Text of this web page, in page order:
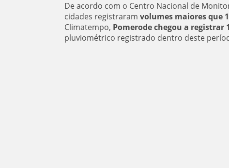
De acordo com o Centro Nacional de
cidades registraram volumes maiores que
Climatempo, Pomerode chegou a registrar
pluviométrico registrado dentro deste